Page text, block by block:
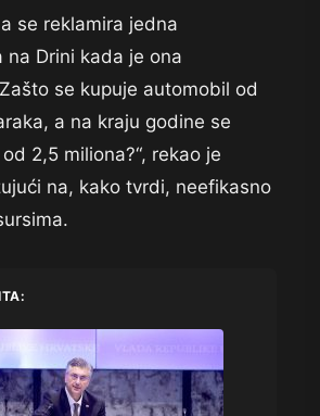
se reklamira jedna
na Drini kada je ona
se kupuje automobil od
a na kraju godine se
2,5 miliona?“, rekao je
na, kako tvrdi, neefikasno